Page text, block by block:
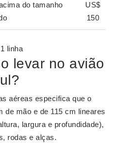
do tamanho
US$
150
linha
levar no avião
aéreas especifica que o
de mão e de 115 cm lineares
largura e profundidade),
rodas e alças.